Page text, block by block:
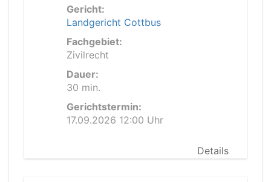
Gericht:
Landgericht Cottbus
Fachgebiet:
Zivilrecht
Dauer:
30 min.
Gerichtstermin:
17.09.2026 12:00 Uhr
Details